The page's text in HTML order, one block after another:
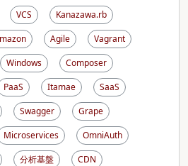
VCS
Kanazawa.rb
Agile
Vagrant
Windows
Composer
PaaS Itamae
SaaS
Swagger
Grape
Microservices
OmniAuth
分析基盤
CDN